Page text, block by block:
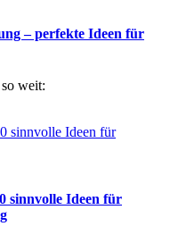
– perfekte Ideen für
weit:
sinnvolle Ideen für